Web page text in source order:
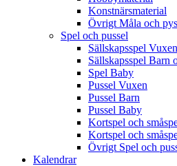
Konstnärsmaterial
Övrigt Måla och
Spel och pussel
Sällskapsspel Vuxen
Sällskapsspel Barn
Spel Baby
Pussel Vuxen
Pussel Barn
Pussel Baby
Kortspel och
Kortspel och
Övrigt Spel och
Kalendrar